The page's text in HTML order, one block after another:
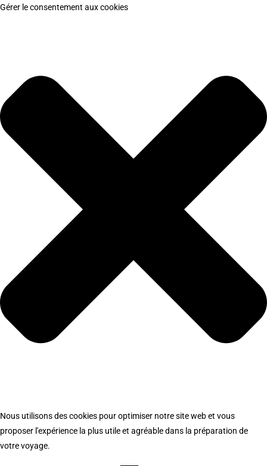
Gérer le consentement aux cookies
Nous utilisons des cookies pour optimiser notre site web et vous
proposer l'expérience la plus utile et agréable dans la préparation de
votre voyage.